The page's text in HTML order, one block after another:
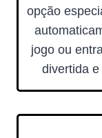
opção
jogo ou
divertida